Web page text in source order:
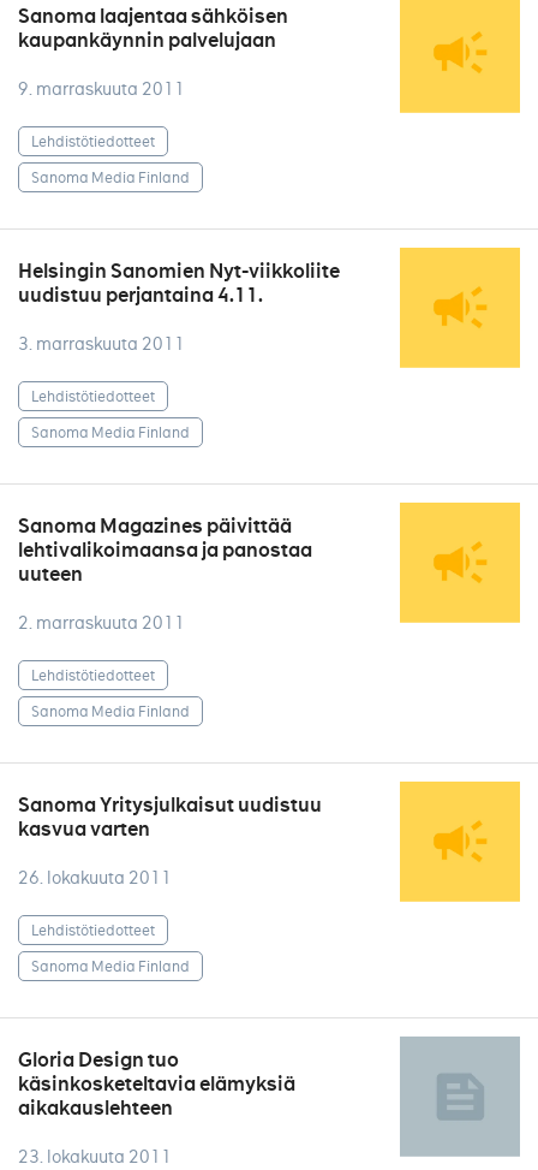
Sanoma laajentaa sähköisen
kaupankäynnin palvelujaan
9. marraskuuta 2011
Lehdistötiedotteet
Sanoma Media Finland
Helsingin Sanomien Nyt-viikkoliite
uudistuu perjantaina 4.11.
3. marraskuuta 2011
Lehdistötiedotteet
Sanoma Media Finland
Sanoma Magazines päivittää
lehtivalikoimaansa ja panostaa
uuteen
2. marraskuuta 2011
Lehdistötiedotteet
Sanoma Media Finland
Sanoma Yritysjulkaisut uudistuu
kasvua varten
26. lokakuuta 2011
Lehdistötiedotteet
Sanoma Media Finland
Gloria Design tuo
käsinkosketeltavia elämyksiä
aikakauslehteen
23. lokakuuta 2011